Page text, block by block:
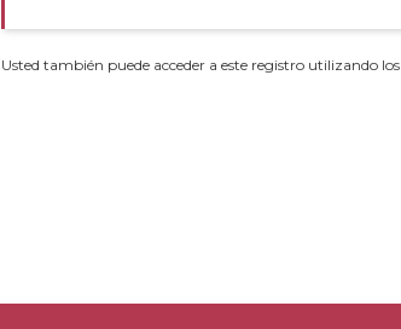
Usted también puede acceder a este registro utilizando los